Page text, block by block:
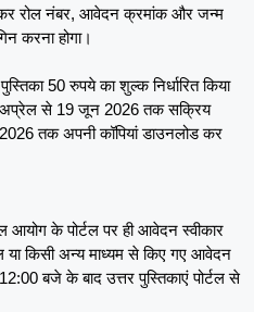
रोल नंबर, आवेदन क्रमांक और जन्म
करना होगा।
50 रुपये का शुल्क निर्धारित किया
अप्रेल से 19 जून 2026 तक सक्रिय
तक अपनी कॉपियां डाउनलोड कर
आयोग के पोर्टल पर ही आवेदन स्वीकार
किसी अन्य माध्यम से किए गए आवेदन
बजे के बाद उत्तर पुस्तिकाएं पोर्टल से